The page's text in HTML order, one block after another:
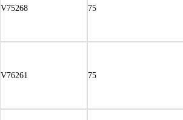
V75268 75
V76261 75